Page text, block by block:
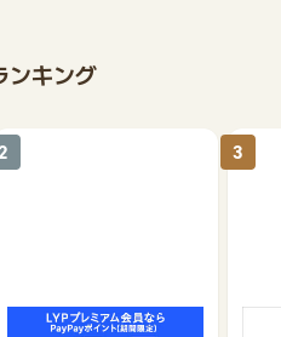
ンキング
Yahoo!ショッピング
3